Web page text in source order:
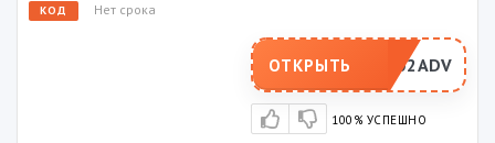
КОД Нет срока
1402ADV
ОТКРЫТЬ
100% УСПЕШНО